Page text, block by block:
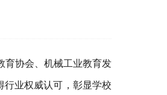
育协会、机械工业教育发
业权威认可，彰显学校